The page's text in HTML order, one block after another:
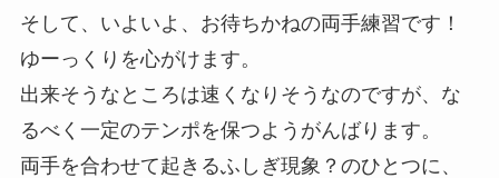
そして、いよいよ、お待ちかねの両手練習です！
ゆーっくりを心がけます。
出来そうなところは速くなりそうなのですが、な
るべく一定のテンポを保つようがんばります。
両手を合わせて起きるふしぎ現象？のひとつに、